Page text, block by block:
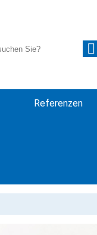
Referenzen